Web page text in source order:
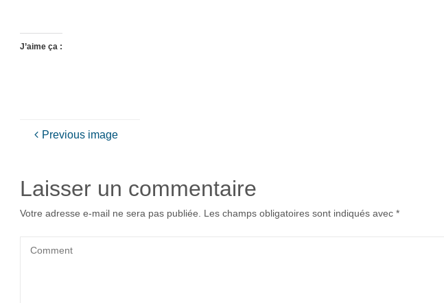
J’aime ça :
Previous image
Laisser un commentaire
Votre adresse e-mail ne sera pas publiée. Les champs obligatoires sont indiqués avec *